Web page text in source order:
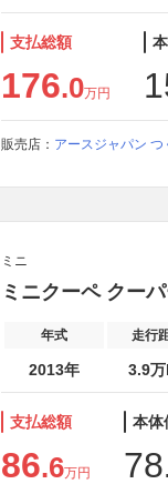
支払総額
176.0万円
販売店： アースジャパン つ
ミニ
ミニクーペ クー
年式 走行
2013年 3.9
支払総額
86.6万円
本体
78